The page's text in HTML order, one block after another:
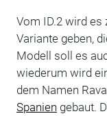
Vom ID.2 wird es
Variante geben,
Modell soll es
wiederum wird
dem Namen
Spanien gebaut.